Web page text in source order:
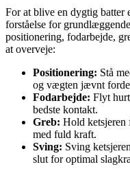
For at blive en dygtig batter
forståelse for
positionering, fodarbejde,
at overveje:
Positionering: Stå
og vægten jævnt
Fodarbejde: Flyt
bedste kontakt.
Greb: Hold ketsjeren
med fuld kraft.
Sving: Sving
slut for optimal